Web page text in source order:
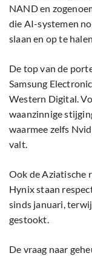
NAND en
die AI-systemen
slaan en op te
De top van de
Samsung
Western Digital.
waanzinnige
waarmee zelfs
valt.
Ook de Aziatische
Hynix staan
sinds januari,
gestookt.
De vraag naar